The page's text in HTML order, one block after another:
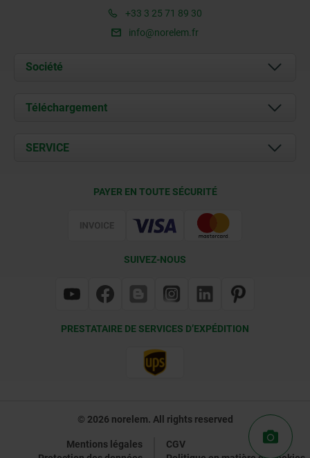
+33 3 25 71 89 30
info@norelem.fr
Société
À propos de nous
Contact
Téléchargement
Documents
SERVICE
PAYER EN TOUTE SÉCURITÉ
SUIVEZ-NOUS
PRESTATAIRE DE SERVICES D’EXPÉDITION
© 2026 norelem. All rights reserved
Mentions légales
CGV